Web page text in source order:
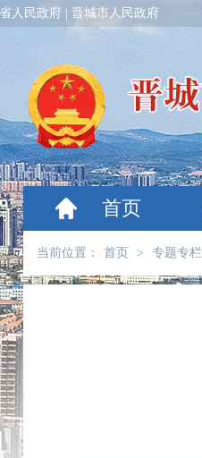
人民政府 晋城市人民政府
首页
当前位置： 首页 > 专题专栏